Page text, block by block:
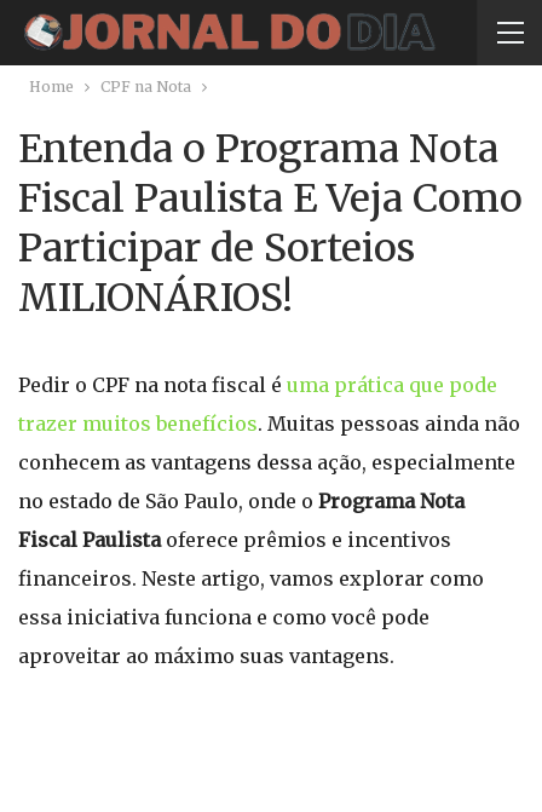
Home CPF na Nota
Entenda o Programa Nota
Fiscal Paulista E Veja Como
Participar de Sorteios
MILIONÁRIOS!
Pedir o CPF na nota fiscal é uma prática que pode
trazer muitos benefícios. Muitas pessoas ainda não
conhecem as vantagens dessa ação, especialmente
no estado de São Paulo, onde o Programa Nota
Fiscal Paulistaoferece prêmios e incentivos
financeiros. Neste artigo, vamos explorar como
essa iniciativa funciona e como você pode
aproveitar ao máximo suas vantagens.